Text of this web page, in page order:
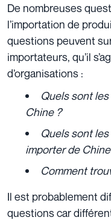
De nombreuses
l’importation de
questions peuvent
importateurs, qu’il
d’organisations :
Quels sont
Chine ?
Quels sont
importer de
Comment
Il est probablement
questions car